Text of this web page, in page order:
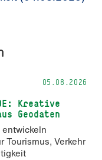
05.08.2026
Kreative
Geodaten
Tourismus, Verkehr